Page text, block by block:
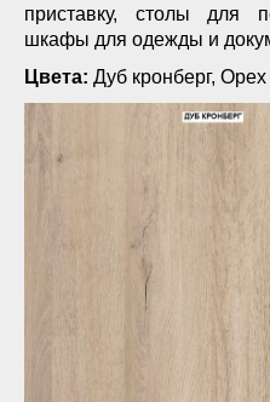
ОПЛАТА
КОНТАКТЫ
приставку, столы для
шкафы для одежды и
Цвета: Дуб кронберг, Орех